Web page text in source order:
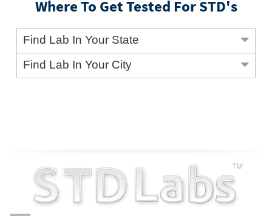
Where To Get Tested For STD's
Find Lab In Your State
Find Lab In Your City